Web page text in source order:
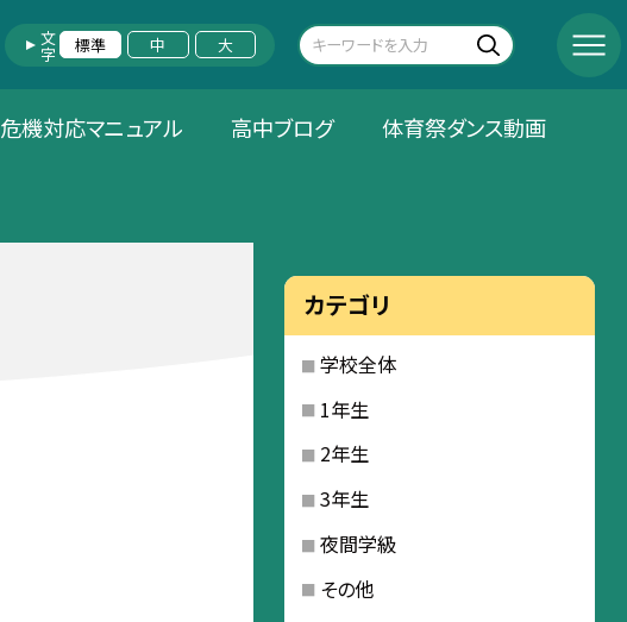
文字 標準 中 大
危機対応マニュアル 高中ブログ 体育祭ダンス動画
カテゴリ
学校全体
1年生
2年生
3年生
夜間学級
その他